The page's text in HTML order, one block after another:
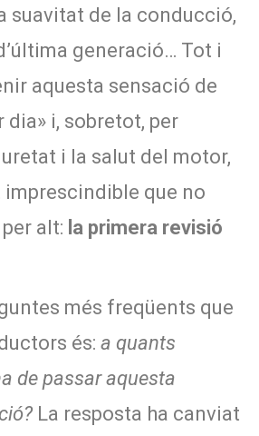
suavitat de la conducció,
generació… Tot i
aquesta sensació de
dia» i, sobretot, per
i la salut del motor,
imprescindible que no
alt: la primera revisió
més freqüents que
és: a quants
de passar aquesta
La resposta ha canviat